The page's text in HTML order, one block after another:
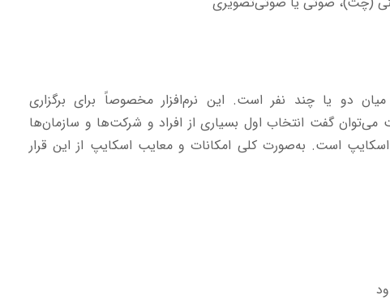
میان دو یا چند نفر است. این نرم‌افزار مخصوصاً برای برگزاری
گفت انتخاب اول بسیاری از افراد و شرکت‌ها و سازمان‌ها
اسکایپ است. به‌صورت کلی امکانات و معایب اسکایپ از این قرار